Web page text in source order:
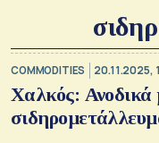
COMMODITIES 20.11.2025,
Χαλκός: Ανοδικά